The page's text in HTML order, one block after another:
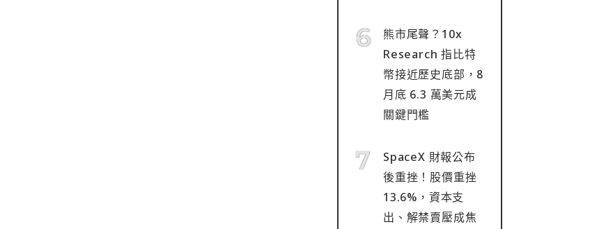
熊市尾聲？10x
Research 指比特
幣接近歷史底部，8
月底 6.3 萬美元成
關鍵門檻
SpaceX 財報公布
後重挫！股價重挫
13.6%，資本支
出、解禁賣壓成焦